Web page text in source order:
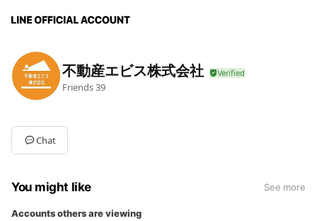
不動産エビス株式会社
Friends39
Chat
You might like See more
Accounts others are viewing